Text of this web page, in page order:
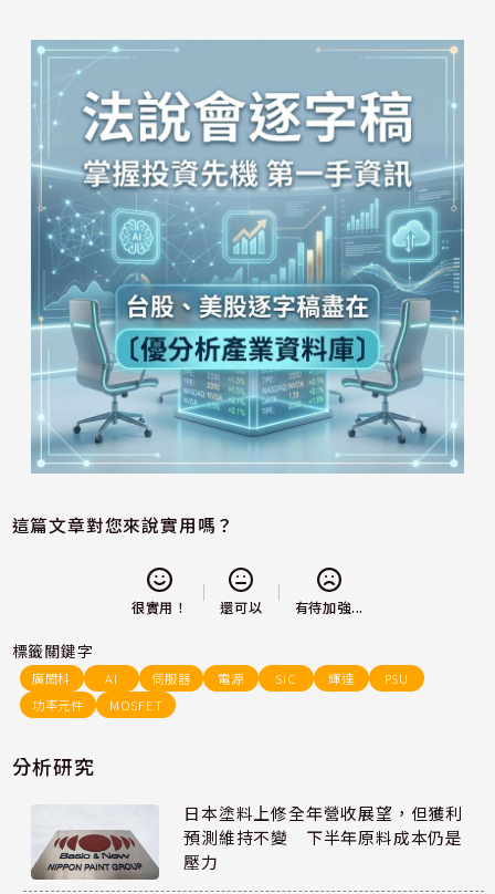
這篇文章對您來說實用嗎？
很實用！ 還可以 有待加強...
標籤關鍵字
廣閎科 AI 伺服器 電源 SiC 輝達
PSU
功率元件
MOSFET
分析研究
日本塗料上修全年營收展望，但獲利
預測維持不變 下半年原料成本仍是
壓力